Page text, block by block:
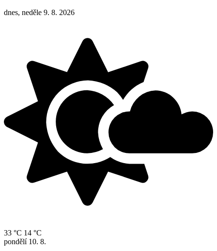
dnes, neděle 9. 8. 2026
33 °C 14 °C
pondělí 10. 8.